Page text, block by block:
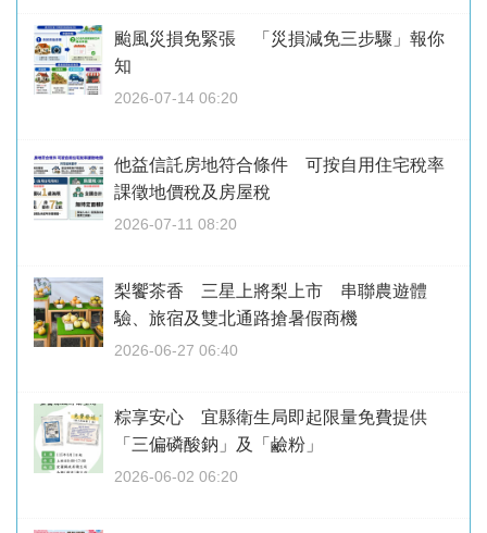
颱風災損免緊張 「災損減免三步驟」報你
知
2026-07-14 06:20
他益信託房地符合條件 可按自用住宅稅率
課徵地價稅及房屋稅
2026-07-11 08:20
梨饗茶香 三星上將梨上市 串聯農遊體
驗、旅宿及雙北通路搶暑假商機
2026-06-27 06:40
粽享安心 宜縣衛生局即起限量免費提供
「三偏磷酸鈉」及「鹼粉」
2026-06-02 06:20